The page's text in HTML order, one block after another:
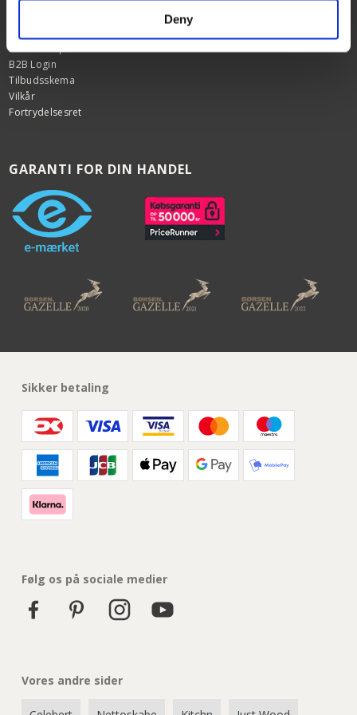
Deny
Bestil vareprøver
B2B Login
Tilbudsskema
Vilkår
Fortrydelsesret
GARANTI FOR DIN HANDEL
Sikker betaling
Følg os på sociale medier
Vores andre sider